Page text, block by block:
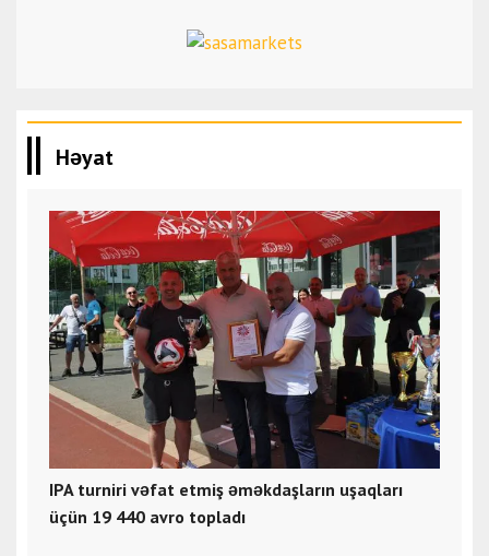
Həyat
IPA turniri vəfat etmiş əməkdaşların uşaqları
üçün 19 440 avro topladı